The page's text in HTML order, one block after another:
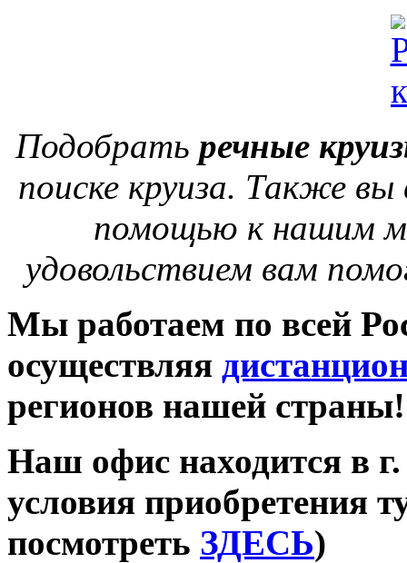
Подобрать речные
поиске круиза. Также
помощью к нашим
удовольствием вам
Мы работаем по всей
осуществляя
регионов нашей страны!
Наш офис находится в
условия приобретения
посмотреть ЗДЕСЬ)